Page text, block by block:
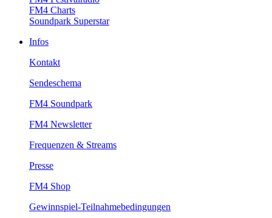
FM4Charts
SoundparkSuperstar
Infos
Kontakt
Sendeschema
FM4Soundpark
FM4Newsletter
Frequenzen&Streams
Presse
FM4Shop
Gewinnspiel-Teilnahmebedingungen